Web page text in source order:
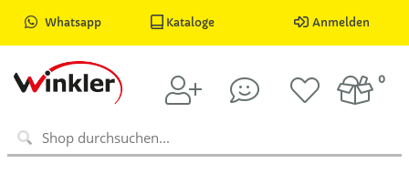
Whatsapp Kataloge Anmelden
0